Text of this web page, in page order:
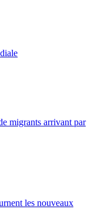
migrants arrivant par
les nouveaux